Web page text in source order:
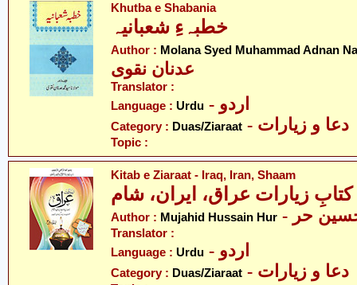
Khutba e Shabania
خطبہءِ شعبانیہ
Author : Molana Syed Muhammad Adnan
عدنان نقوی
Translator :
Language : Urdu - اردو
Category : Duas/Ziaraat - دعا و زیارات
Topic :
Kitab e Ziaraat - Iraq, Iran, Shaam
کتابِ زیارات عراق، ایران، شام
Author : Mujahid Hussain Hur حر
Translator :
Language : Urdu - اردو
Category : Duas/Ziaraat - دعا و زیارات